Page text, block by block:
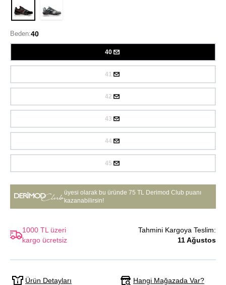
Siyah
Beden:40
40
41
42
43
44
45
üyesi olarak bu üründe 75 TL Derimod Club puanı
kazanabilirsin!
1000 TL üzeri
kargo ücretsiz
Tahmini Kargoya Teslim:
11 Ağustos
Ürün Detayları Hangi Mağazada Var?